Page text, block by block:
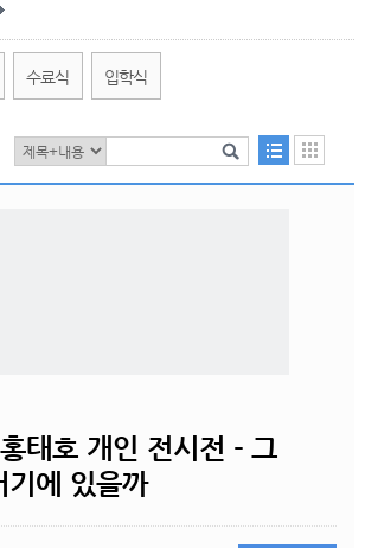
4월 5월 6월
수료식 입학식
태호 개인 전시전 - 그
기에 있을까